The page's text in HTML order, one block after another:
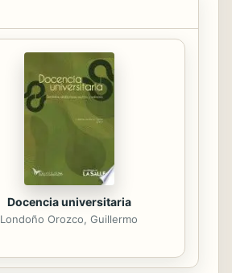
Docencia universitaria
Londoño Orozco, Guillermo